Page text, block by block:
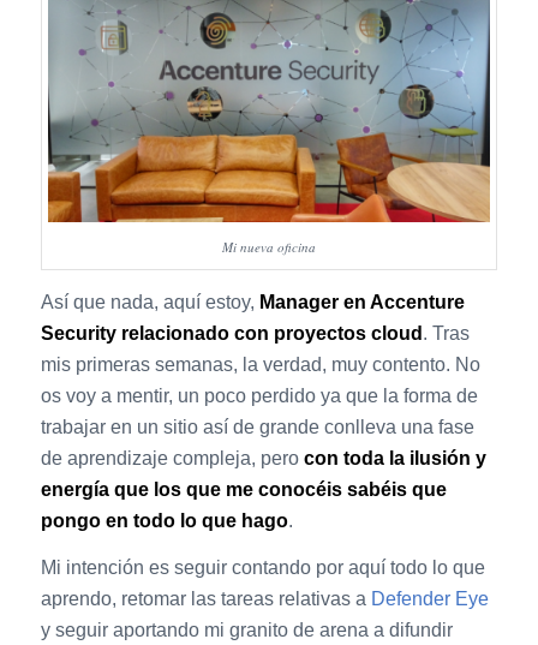
Mi nueva oficina
Así que nada, aquí estoy, Manager en Accenture
Security relacionado con proyectos cloud . Tras
mis primeras semanas, la verdad, muy contento. No
os voy a mentir, un poco perdido ya que la forma de
trabajar en un sitio así de grande conlleva una fase
de aprendizaje compleja, pero con toda la ilusión y
energía que los que me conocéis sabéis que
pongo en todo lo que hago.
Mi intención es seguir contando por aquí todo lo que
aprendo, retomar las tareas relativas a Defender Eye
y seguir aportando mi granito de arena a difundir